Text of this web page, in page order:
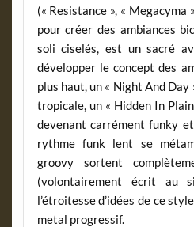
(« Resistance », «
pour créer des ambiances
soli ciselés, est un sacré
développer le concept des
plus haut, un « Night And Day
tropicale, un « Hidden In
devenant carrément funky
rythme funk lent se
groovy sortent
(volontairement écrit au
l’étroitesse d’idées de ce
metal progressif.